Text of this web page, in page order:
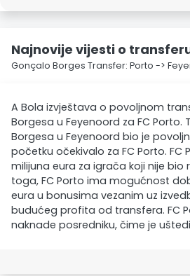
Najnovije vijesti o
Gonçalo Borges Transfer: Porto ->
A Bola izvještava o povoljnom
Borgesa u Feyenoord za FC Porto.
Borgesa u Feyenoord bio je
početku očekivalo za FC Porto. FC
milijuna eura za igrača koji nije bio
toga, FC Porto ima mogućnost
eura u bonusima vezanim uz
budućeg profita od transfera. FC
naknade posredniku, čime je